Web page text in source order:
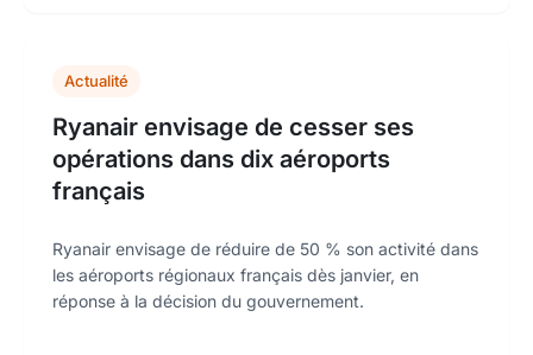
Actualité
Ryanair envisage de cesser ses
opérations dans dix aéroports
français
Ryanair envisage de réduire de 50 % son activité dans
les aéroports régionaux français dès janvier, en
réponse à la décision du gouvernement.